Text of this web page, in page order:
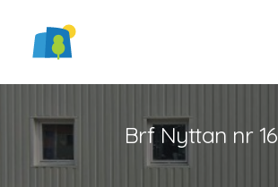
Brf Nyttan nr 16